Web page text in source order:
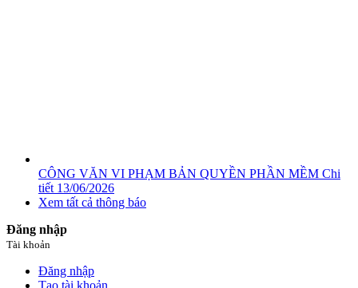
CÔNG VĂN VI PHẠM BẢN QUYỀN PHẦN MỀM Chi
tiết 13/06/2026
Xem tất cả thông báo
Đăng nhập
Tài khoản
Đăng nhập
Tạo tài khoản